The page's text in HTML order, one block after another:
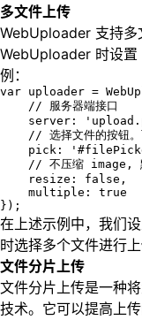
多文件上传
WebUploader 支持多
WebUploader 时设
例：
var uploader =
// 服务器端接口
server:
// 选择文件的按钮。
pick:
// 不压缩 image, 默
resize: false,
multiple: true
});
在上述示例中，我们
时选择多个文件进行上
文件分片上传
文件分片上传是一种
技术。它可以提高上